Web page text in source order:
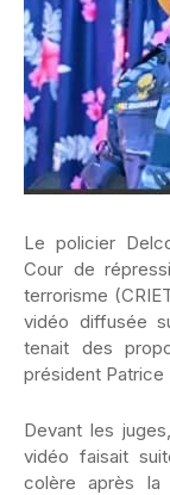
Le policier
Cour de
terrorisme
vidéo diffusée
tenait des
président Patrice
Devant les
vidéo faisait
colère après la